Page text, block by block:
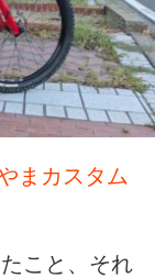
まカスタム
こと、それ